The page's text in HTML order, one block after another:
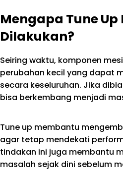
Mengapa Tune
Dilakukan?
Seiring waktu, komponen
perubahan kecil yang dapat
secara keseluruhan. Jika
bisa berkembang menjadi
Tune up membantu
agar tetap mendekati
tindakan ini juga membantu
masalah sejak dini sebelum